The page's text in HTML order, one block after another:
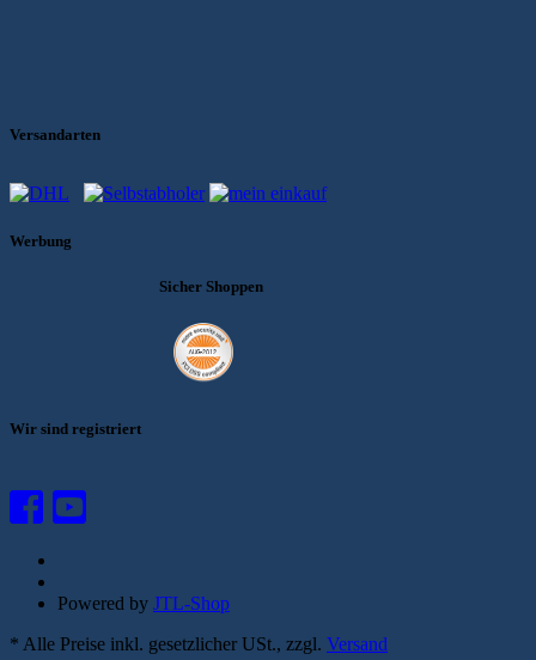
Versandarten
Werbung
Sicher Shoppen
Wir sind registriert
Powered by JTL-Shop
* Alle Preise inkl. gesetzlicher USt., zzgl. Versand